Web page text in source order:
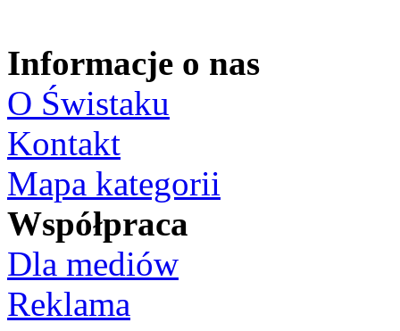
Informacje o nas
O Świstaku
Kontakt
Mapa kategorii
Współpraca
Dla mediów
Reklama